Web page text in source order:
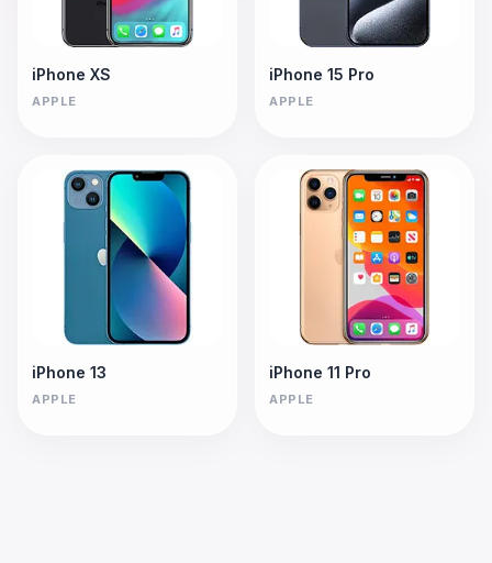
iPhone XS
APPLE
iPhone 15 Pro
APPLE
iPhone 13
APPLE
iPhone 11 Pro
APPLE